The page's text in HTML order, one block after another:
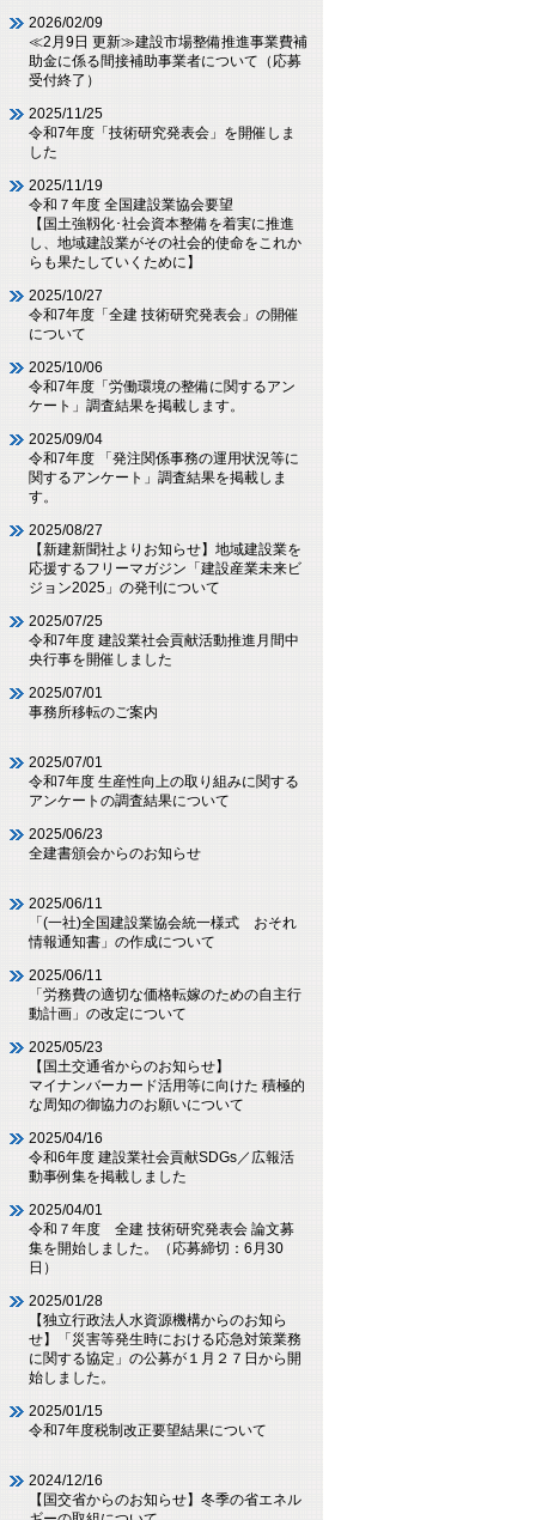
2026/02/09
≪2月9日 更新≫建設市場整備推進事業費補
助金に係る間接補助事業者について（応募
受付終了）
2025/11/25
令和7年度「技術研究発表会」を開催しま
した
2025/11/19
令和７年度 全国建設業協会要望
【国土強靱化･社会資本整備を着実に推進
し、地域建設業がその社会的使命をこれか
らも果たしていくために】
2025/10/27
令和7年度「全建 技術研究発表会」の開催
について
2025/10/06
令和7年度「労働環境の整備に関するアン
ケート」調査結果を掲載します。
2025/09/04
令和7年度 「発注関係事務の運用状況等に
関するアンケート」調査結果を掲載しま
す。
2025/08/27
【新建新聞社よりお知らせ】地域建設業を
応援するフリーマガジン「建設産業未来ビ
ジョン2025」の発刊について
2025/07/25
令和7年度 建設業社会貢献活動推進月間中
央行事を開催しました
2025/07/01
事務所移転のご案内
2025/07/01
令和7年度 生産性向上の取り組みに関する
アンケートの調査結果について
2025/06/23
全建書頒会からのお知らせ
2025/06/11
「(一社)全国建設業協会統一様式 おそれ
情報通知書」の作成について
2025/06/11
「労務費の適切な価格転嫁のための自主行
動計画」の改定について
2025/05/23
【国土交通省からのお知らせ】
マイナンバーカード活用等に向けた 積極的
な周知の御協力のお願いについて
2025/04/16
令和6年度 建設業社会貢献SDGs／広報活
動事例集を掲載しました
2025/04/01
令和７年度 全建 技術研究発表会 論文募
集を開始しました。（応募締切：6月30
日）
2025/01/28
【独立行政法人水資源機構からのお知ら
せ】「災害等発生時における応急対策業務
に関する協定」の公募が１月２７日から開
始しました。
2025/01/15
令和7年度税制改正要望結果について
2024/12/16
【国交省からのお知らせ】冬季の省エネル